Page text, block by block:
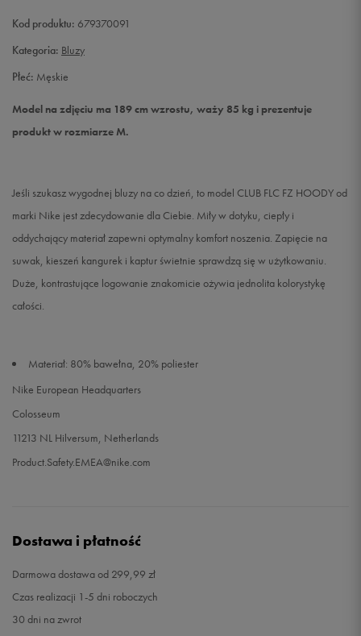
XXL
Kod produktu: 679370091
Kategoria: Bluzy
Płeć: Męskie
Model na zdjęciu ma 189 cm wzrostu, waży 85 kg i prezentuje
produkt w rozmiarze M.
Jeśli szukasz wygodnej bluzy na co dzień, to model CLUB FLC FZ HOODY od
marki Nike jest zdecydowanie dla Ciebie. Miły w dotyku, ciepły i
oddychający materiał zapewni optymalny komfort noszenia. Zapięcie na
suwak, kieszeń kangurek i kaptur świetnie sprawdzą się w użytkowaniu.
Duże, kontrastujące logowanie znakomicie ożywia jednolita kolorystykę
całości.
Materiał: 80% bawełna, 20% poliester
Nike European Headquarters
Colosseum
11213 NL Hilversum, Netherlands
Product.Safety.EMEA@nike.com
Dostawa i płatność
Darmowa dostawa od 299,99 zł
Czas realizacji 1-5 dni roboczych
30 dni na zwrot